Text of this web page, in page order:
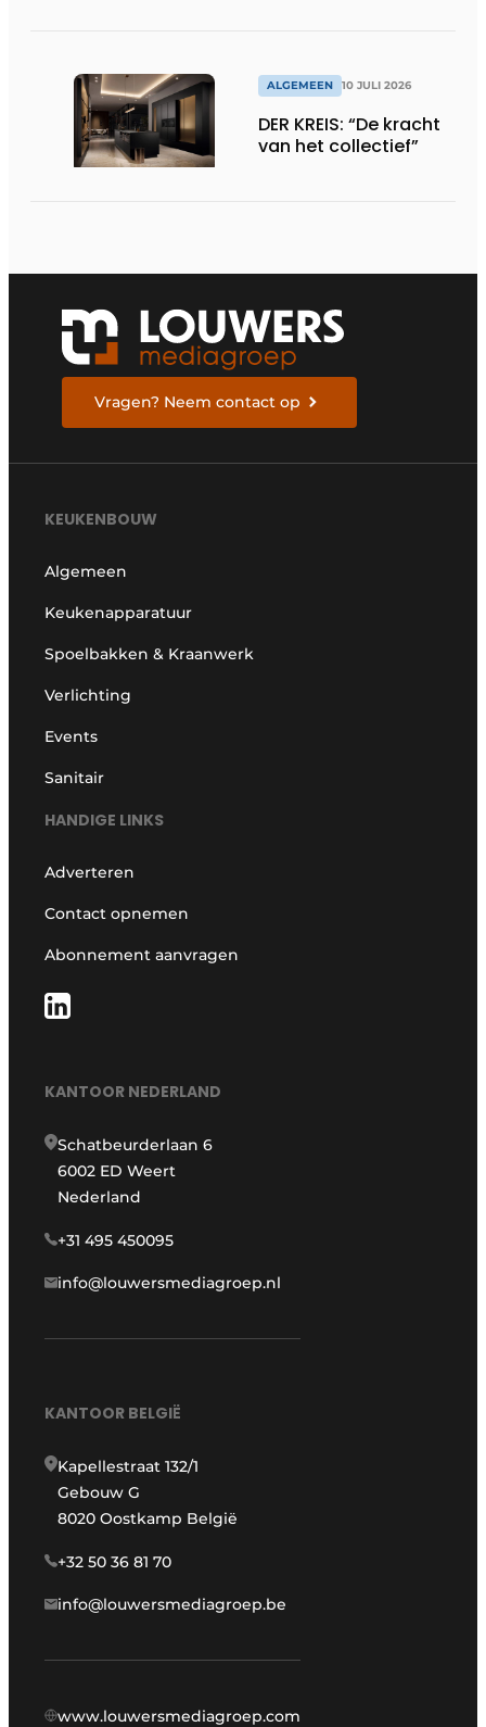
ALGEMEEN 10 JULI 2026
DER KREIS: “De kracht
van het collectief”
Vragen? Neem contact op
KEUKENBOUW
Algemeen
Keukenapparatuur
Spoelbakken & Kraanwerk
Verlichting
Events
Sanitair
HANDIGE LINKS
Adverteren
Contact opnemen
Abonnement aanvragen
KANTOOR NEDERLAND
Schatbeurderlaan 6
6002 ED Weert
Nederland
+31 495 450095
info@louwersmediagroep.nl
KANTOOR BELGIË
Kapellestraat 132/1
Gebouw G
8020 Oostkamp België
+32 50 36 81 70
info@louwersmediagroep.be
www.louwersmediagroep.com